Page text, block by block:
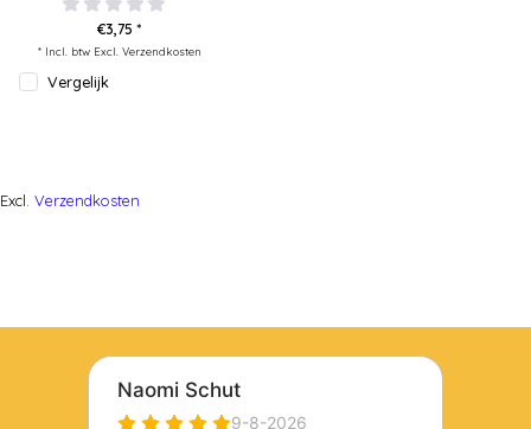
€3,75 *
* Incl. btw Excl. Verzendkosten
Vergelijk
Excl. Verzendkosten